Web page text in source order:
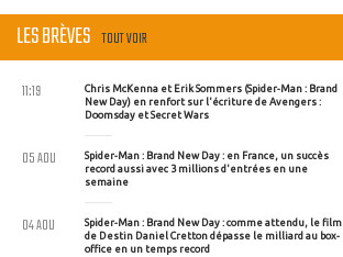
LES BRÈVES TOUT VOIR
Chris McKenna et Erik Sommers (Spider-Man : Brand
New Day) en renfort sur l'écriture de Avengers :
Doomsday et Secret Wars
11:19
Spider-Man : Brand New Day : en France, un succès
record aussi avec 3 millions d'entrées en une
semaine
05 AOU
Spider-Man : Brand New Day : comme attendu, le film
de Destin Daniel Cretton dépasse le milliard au box-
office en un temps record
04 AOU